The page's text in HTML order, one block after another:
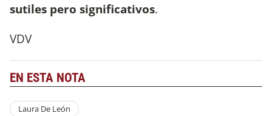
sutiles pero significativos.
VDV
EN ESTA NOTA
Laura De León